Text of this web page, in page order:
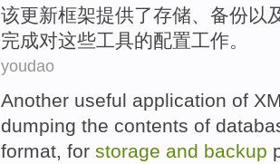
该更新框架提供了存储、 备份以
完成对这些工具的配置工作。
youdao
Another useful application of
dumping the contents of
format, for storage and backup